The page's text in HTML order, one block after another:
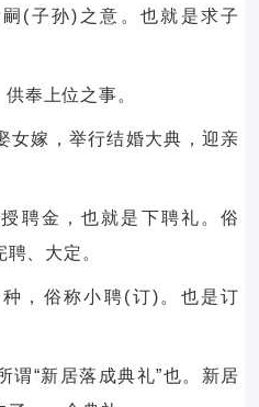
(子孙)之意。也就是求子
奉上位之事。
女嫁，举行结婚大典，迎亲
聘金，也就是下聘礼。俗
、大定。
，俗称小聘(订)。也是订
谓“新居落成典礼”也。新居